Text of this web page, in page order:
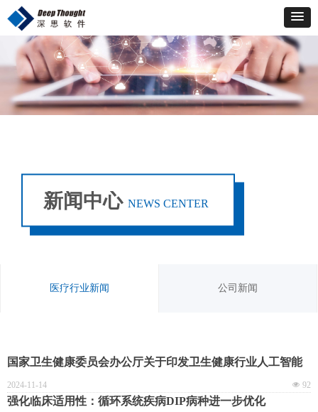
新闻中心 NEWS CENTER
医疗行业新闻 公司新闻
国家卫生健康委员会办公厅关于印发卫生健康行业人工智能
应用场景参考指引的通知
넶 92
2024-11-14
强化临床适用性：循环系统疾病DIP病种进一步优化